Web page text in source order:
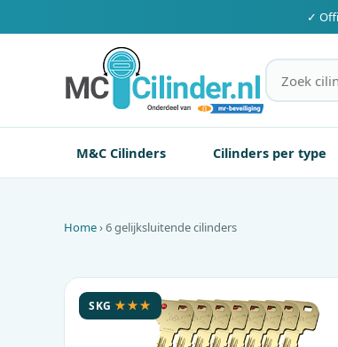
✓
M&C Cilinders Cilinders per type
Home› 6 gelijksluitende cilinders
SKG ★★★